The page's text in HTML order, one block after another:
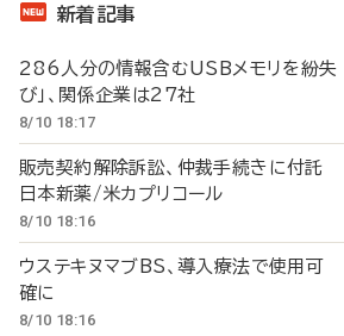
新着記事
286人分の情報含むUSBメモリを紛
び」、関係企業は27社
8/10 18:17
販売契約解除訴訟、仲裁手続きに付託
日本新薬/米カプリコール
8/10 18:16
ウステキヌマブBS、導入療法で使用
確に
8/10 18:16